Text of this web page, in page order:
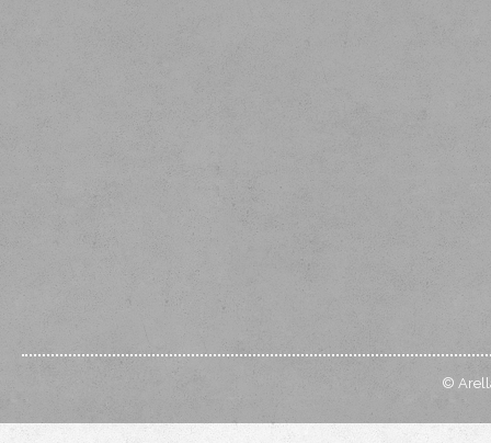
©